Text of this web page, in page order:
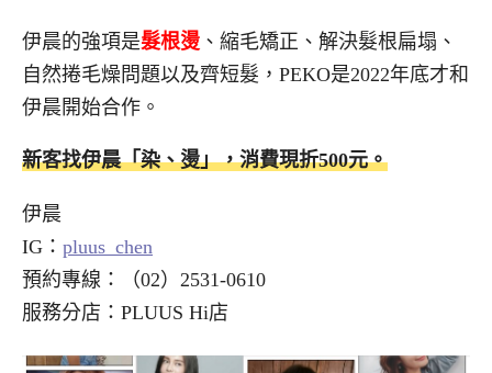
伊晨的強項是髮根燙 、縮毛矯正、解決髮根扁塌、
自然捲毛燥問題以及齊短髮，PEKO是2022年底才和
伊晨開始合作。
新客找伊晨「染、燙」，消費現折500元。
伊晨
IG： pluus_chen
預約專線：（02）2531-0610
服務分店：PLUUS Hi店